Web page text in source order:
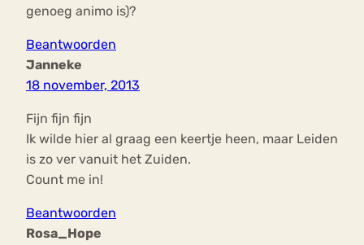
genoeg animo is)?
Beantwoorden
Janneke
18 november, 2013
Fijn fijn fijn
Ik wilde hier al graag een keertje heen, maar Leiden
is zo ver vanuit het Zuiden.
Count me in!
Beantwoorden
Rosa_Hope